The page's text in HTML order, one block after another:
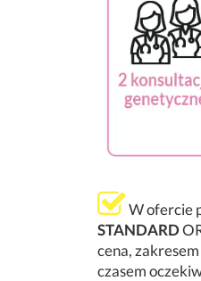
W ofercie
STANDARD
cena,
czasem